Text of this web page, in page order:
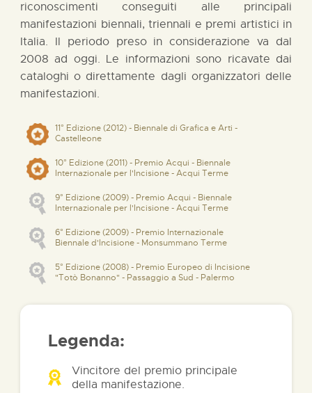
riconoscimenti conseguiti alle principali
manifestazioni biennali, triennali e premi artistici in
Italia. Il periodo preso in considerazione va dal
2008 ad oggi. Le informazioni sono ricavate dai
cataloghi o direttamente dagli organizzatori delle
manifestazioni.
11° Edizione (2012) - Biennale di Grafica e Arti -
Castelleone
10° Edizione (2011) - Premio Acqui - Biennale
Internazionale per l'Incisione - Acqui Terme
9° Edizione (2009) - Premio Acqui - Biennale
Internazionale per l'Incisione - Acqui Terme
6° Edizione (2009) - Premio Internazionale
Biennale d'Incisione - Monsummano Terme
5° Edizione (2008) - Premio Europeo di Incisione
"Totò Bonanno" - Passaggio a Sud - Palermo
Legenda:
Vincitore del premio principale
della manifestazione.